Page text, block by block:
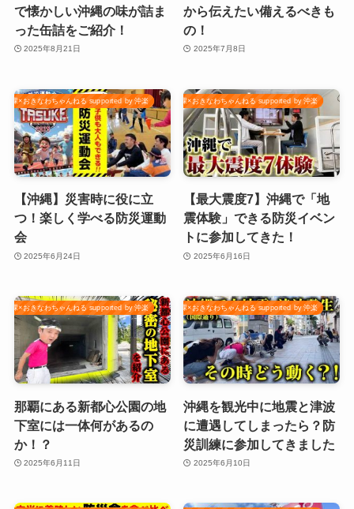
で懐かしい沖縄の味が詰ま
った缶詰をご紹介！
2025年8月21日
から伝えたい備えるべきも
の！
2025年7月8日
理課×おきなわちゃんねる supported by 沖楽
【沖縄】災害時に役に立
つ！楽しく学べる防災運動
会
2025年6月24日
那覇市防災危機管理課×おきなわちゃんねる supported by 沖楽
【最大震度7】沖縄で「地
震体験」できる防災イベン
トに参加してきた！
2025年6月16日
理課×おきなわちゃんねる supported by 沖楽
那覇にある新都心公園の地
下室には一体何があるの
か！？
2025年6月11日
那覇市防災危機管理課×おきなわちゃんねる supported by 沖楽
沖縄を観光中に地震と津波
に遭遇してしまったら？防
災訓練に参加してきました
2025年6月10日